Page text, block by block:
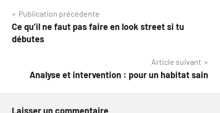
Navigation
de
Publication précédente
Ce qu’il ne faut pas faire en look street si tu
débutes
Article suivant
Analyse et intervention : pour un habitat sain
Laisser un commentaire